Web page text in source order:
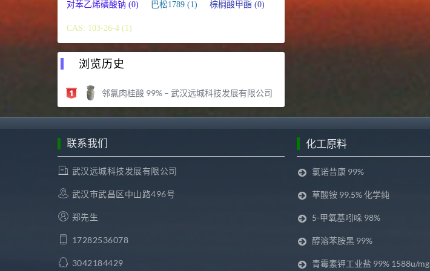
对苯乙烯磺酸钠 (0) 巴松1789 (1) 棕榈酸甲酯 (0)
CAS: 103-26-4 (1)
浏览历史
邻氯肉桂酸 99% – 武汉远城科技发展有限公司
联系我们
武汉远城科技发展有限公司
武汉市武昌区中山路496号
郑先生
17282536078
3042184429
化工原料
氯诺昔康 99%
草酸铵 99.5% 化学纯
5-甲氧基吲哚 98%
醇溶苯胺黑 99%
青霉素钾工业盐 99% 1588u/mg